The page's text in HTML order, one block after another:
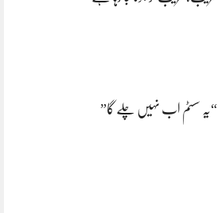
“یہ سسٹم اب نہیں چلے گا”